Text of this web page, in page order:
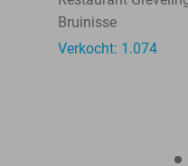
Bruinisse
Verkocht: 1.074